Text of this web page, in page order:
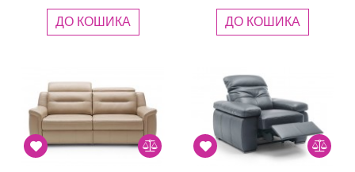
ДО КОШИКА ДО КОШИКА